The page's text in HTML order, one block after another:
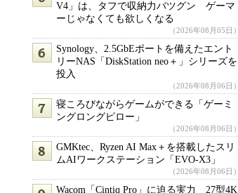
V4」は、タフで収納力バツグン ゲーマ
ーじゃなくても欲しくなる
（2026年08月05日）
Synology、2.5GbEポートを備えたエント
リーNAS「DiskStation neo＋」シリーズを
投入
（2026年08月06日）
寝ころびながらゲームができる「ゲーミ
ングロングピロー」
（2026年08月06日）
GMKtec、Ryzen AI Max＋を搭載したスリ
ムAIワークステーション「EVO-X3」
（2026年08月06日）
Wacom「Cintiq Pro」に迫る実力 27型4K